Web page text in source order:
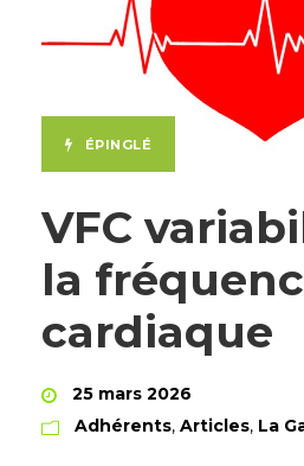
ÉPINGLÉ
VFC
la
cardiaque
25 mars 2026
Adhérents, Articles, La